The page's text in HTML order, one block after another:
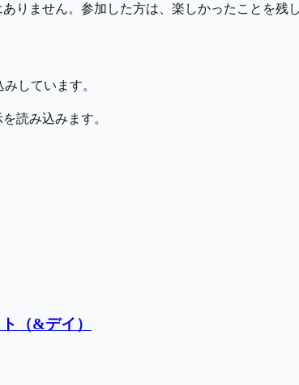
りません。参加した方は、楽しかったことを残
しています。
読み込みます。
（&デイ）